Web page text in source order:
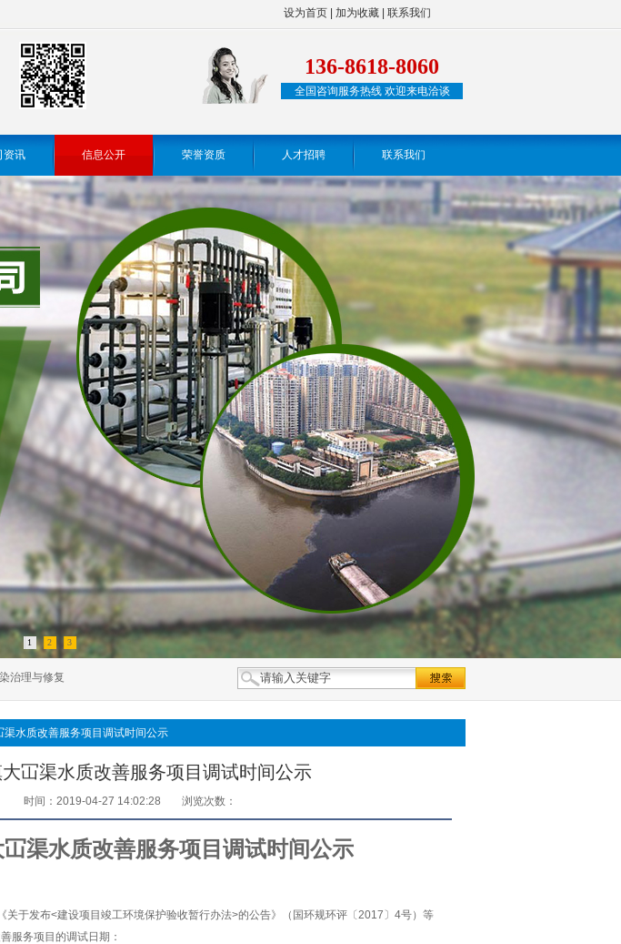
设为首页 加为收藏 联系我们
136-8618-8060
全国咨询服务热线 欢迎来电洽谈
资讯 信息公开 荣誉资质 人才招聘 联系我们
1 2 3
治理与修复
渠水质改善服务项目调试时间公示
冚渠水质改善服务项目调试时间公示
时间：2019-04-27 14:02:28 浏览次数：
渠水质改善服务项目 调试时间公示
关于发布<建设项目竣工环境保护验收暂行办法>的公告》（国环规环评〔2017 〕 4号）等
服务项目的调试日期：